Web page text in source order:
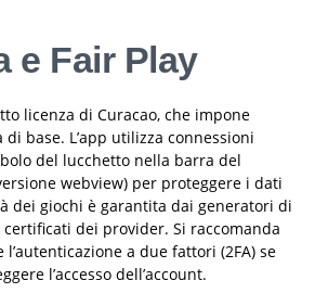
e Fair Play
licenza di Curacao, che impone
base. L’app utilizza connessioni
del lucchetto nella barra del
webview) per proteggere i dati
dei giochi è garantita dai generatori di
certificati dei provider. Si raccomanda
a due fattori (2FA) se
l’accesso dell’account.